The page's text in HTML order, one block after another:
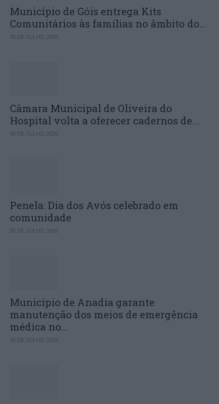
Município de Góis entrega Kits
Comunitários às famílias no âmbito do...
30 DE JULHO, 2026
Câmara Municipal de Oliveira do
Hospital volta a oferecer cadernos de...
30 DE JULHO, 2026
Penela: Dia dos Avós celebrado em
comunidade
30 DE JULHO, 2026
Município de Anadia garante
manutenção dos meios de emergência
médica no...
30 DE JULHO, 2026